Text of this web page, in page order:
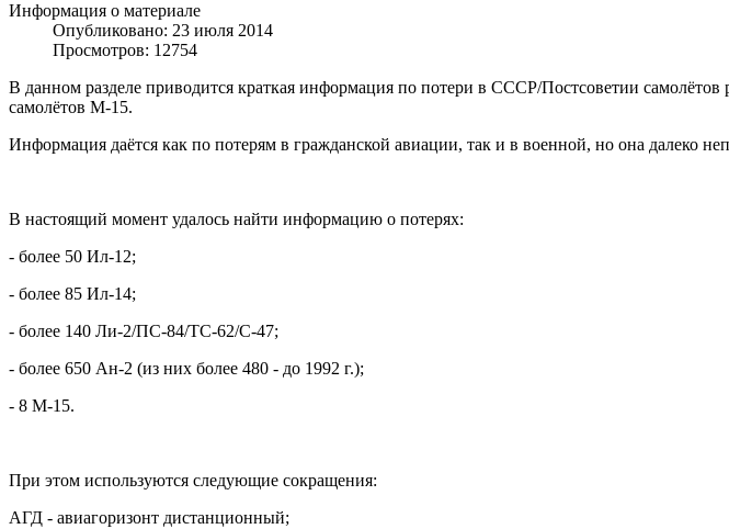
Информация о материале
Опубликовано: 23 июля 2014
Просмотров: 12754
В данном разделе приводится краткая информация по потери в СССР/Постсоветии
самолётов М-15.
Информация даётся как по потерям в гражданской авиации, так и в военной, но она далеко
В настоящий момент удалось найти информацию о потерях:
- более 50 Ил-12;
- более 85 Ил-14;
- более 140 Ли-2/ПС-84/ТС-62/С-47;
- более 650 Ан-2 (из них более 480 - до 1992 г.);
- 8 М-15.
При этом используются следующие сокращения:
АГД - авиагоризонт дистанционный;